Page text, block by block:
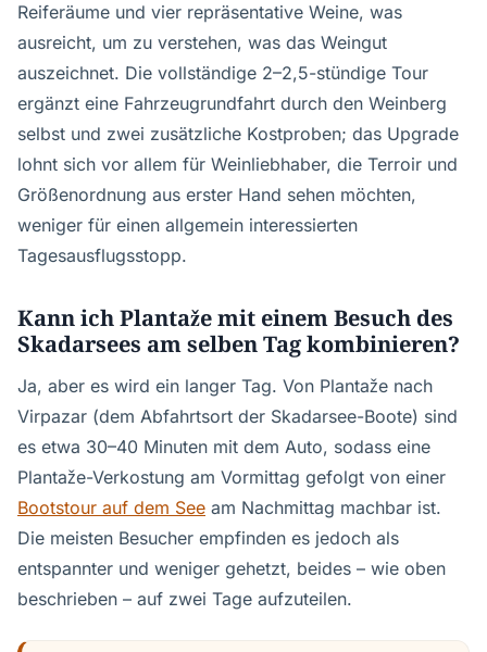
Reiferäume und vier repräsentative Weine, was
ausreicht, um zu verstehen, was das Weingut
auszeichnet. Die vollständige 2–2,5-stündige Tour
ergänzt eine Fahrzeugrundfahrt durch den Weinberg
selbst und zwei zusätzliche Kostproben; das Upgrade
lohnt sich vor allem für Weinliebhaber, die Terroir und
Größenordnung aus erster Hand sehen möchten,
weniger für einen allgemein interessierten
Tagesausflugsstopp.
Kann ich Plantaže mit einem Besuch des
Skadarsees am selben Tag kombinieren?
Ja, aber es wird ein langer Tag. Von Plantaže nach
Virpazar (dem Abfahrtsort der Skadarsee-Boote) sind
es etwa 30–40 Minuten mit dem Auto, sodass eine
Plantaže-Verkostung am Vormittag gefolgt von einer
Bootstour auf dem See am Nachmittag machbar ist.
Die meisten Besucher empfinden es jedoch als
entspannter und weniger gehetzt, beides – wie oben
beschrieben – auf zwei Tage aufzuteilen.